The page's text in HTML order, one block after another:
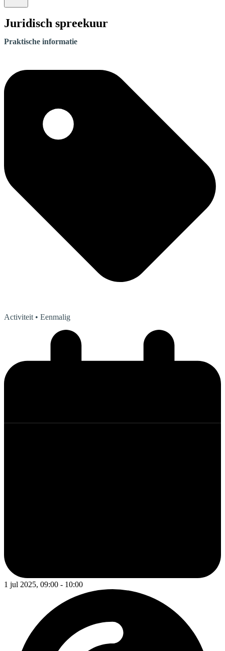
Juridisch spreekuur
Praktische informatie
Activiteit • Eenmalig
1 jul 2025, 09:00 - 10:00